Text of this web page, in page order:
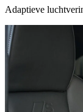
Adaptieve